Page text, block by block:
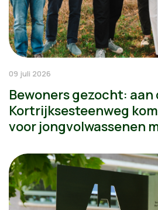
09 juli 2026
Bewoners gezocht: aan
Kortrijksesteenweg
voor jongvolwassenen